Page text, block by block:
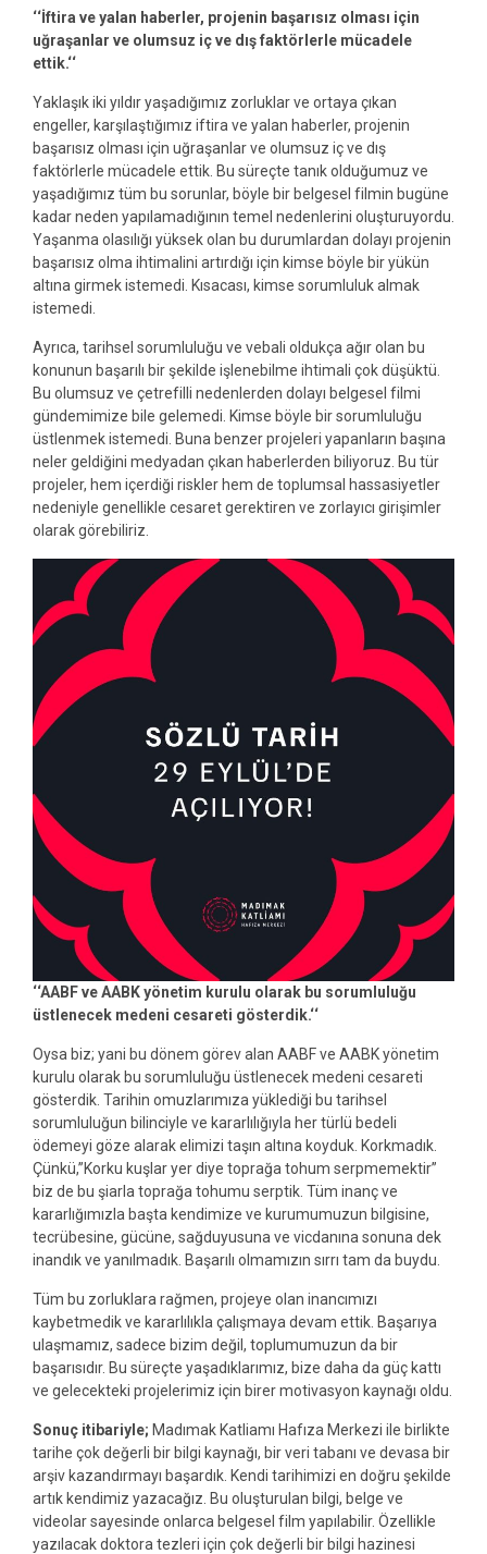
‘‘İftira ve yalan haberler, projenin başarısız olması için
uğraşanlar ve olumsuz iç ve dış faktörlerle mücadele
ettik.‘‘
Yaklaşık iki yıldır yaşadığımız zorluklar ve ortaya çıkan
engeller, karşılaştığımız iftira ve yalan haberler, projenin
başarısız olması için uğraşanlar ve olumsuz iç ve dış
faktörlerle mücadele ettik. Bu süreçte tanık olduğumuz ve
yaşadığımız tüm bu sorunlar, böyle bir belgesel filmin bugüne
kadar neden yapılamadığının temel nedenlerini oluşturuyordu.
Yaşanma olasılığı yüksek olan bu durumlardan dolayı projenin
başarısız olma ihtimalini artırdığı için kimse böyle bir yükün
altına girmek istemedi. Kısacası, kimse sorumluluk almak
istemedi.
Ayrıca, tarihsel sorumluluğu ve vebali oldukça ağır olan bu
konunun başarılı bir şekilde işlenebilme ihtimali çok düşüktü.
Bu olumsuz ve çetrefilli nedenlerden dolayı belgesel filmi
gündemimize bile gelemedi. Kimse böyle bir sorumluluğu
üstlenmek istemedi. Buna benzer projeleri yapanların başına
neler geldiğini medyadan çıkan haberlerden biliyoruz. Bu tür
projeler, hem içerdiği riskler hem de toplumsal hassasiyetler
nedeniyle genellikle cesaret gerektiren ve zorlayıcı girişimler
olarak görebiliriz.
‘‘AABF ve AABK yönetim kurulu olarak bu sorumluluğu
üstlenecek medeni cesareti gösterdik.‘‘
Oysa biz; yani bu dönem görev alan AABF ve AABK yönetim
kurulu olarak bu sorumluluğu üstlenecek medeni cesareti
gösterdik. Tarihin omuzlarımıza yüklediği bu tarihsel
sorumluluğun bilinciyle ve kararlılığıyla her türlü bedeli
ödemeyi göze alarak elimizi taşın altına koyduk. Korkmadık.
Çünkü,”Korku kuşlar yer diye toprağa tohum serpmemektir”
biz de bu şiarla toprağa tohumu serptik. Tüm inanç ve
kararlığımızla başta kendimize ve kurumumuzun bilgisine,
tecrübesine, gücüne, sağduyusuna ve vicdanına sonuna dek
inandık ve yanılmadık. Başarılı olmamızın sırrı tam da buydu.
Tüm bu zorluklara rağmen, projeye olan inancımızı
kaybetmedik ve kararlılıkla çalışmaya devam ettik. Başarıya
ulaşmamız, sadece bizim değil, toplumumuzun da bir
başarısıdır. Bu süreçte yaşadıklarımız, bize daha da güç kattı
ve gelecekteki projelerimiz için birer motivasyon kaynağı oldu.
Sonuç itibariyle; Madımak Katliamı Hafıza Merkezi ile birlikte
tarihe çok değerli bir bilgi kaynağı, bir veri tabanı ve devasa bir
arşiv kazandırmayı başardık. Kendi tarihimizi en doğru şekilde
artık kendimiz yazacağız. Bu oluşturulan bilgi, belge ve
videolar sayesinde onlarca belgesel film yapılabilir. Özellikle
yazılacak doktora tezleri için çok değerli bir bilgi hazinesi